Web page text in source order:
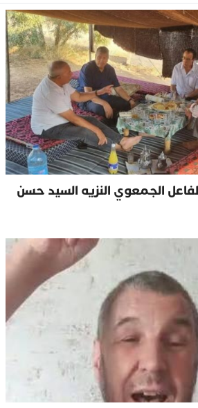
الجمعوي النزيه السيد حسن